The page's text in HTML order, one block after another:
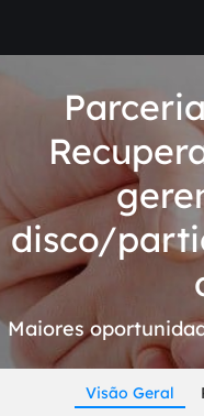
disco/
Maiores
Visão Geral